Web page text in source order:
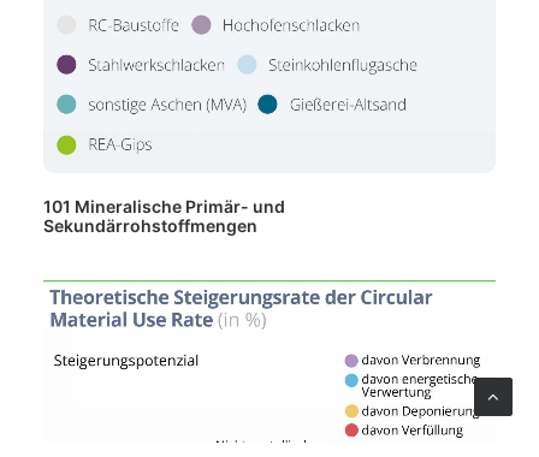
101 Mineralische Primär- und
Sekundärrohstoffmengen